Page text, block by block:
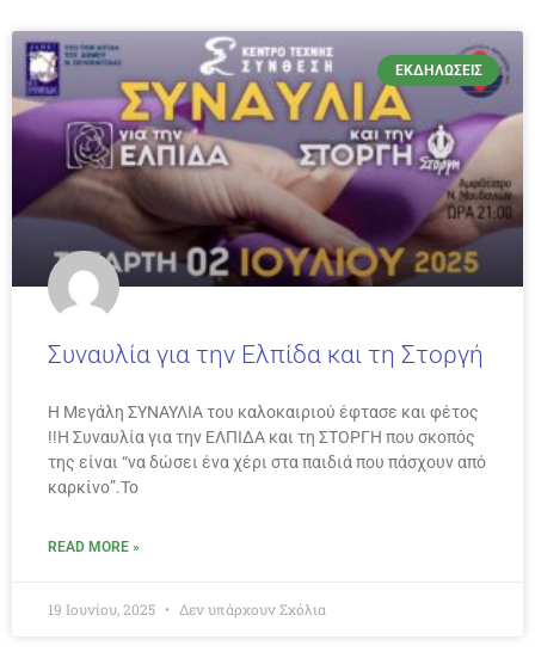
ΕΚΔΗΛΏΣΕΙΣ
Συναυλία για την Ελπίδα και τη Στοργή
Η Μεγάλη ΣΥΝΑΥΛΙΑ του καλοκαιριού έφτασε και φέτος
!!Η Συναυλία για την ΕΛΠΙΔΑ και τη ΣΤΟΡΓΗ που σκοπός
της είναι “να δώσει ένα χέρι στα παιδιά που πάσχουν από
καρκίνο”.Το
READ MORE »
19 Ιουνίου, 2025 Δεν υπάρχουν Σχόλια